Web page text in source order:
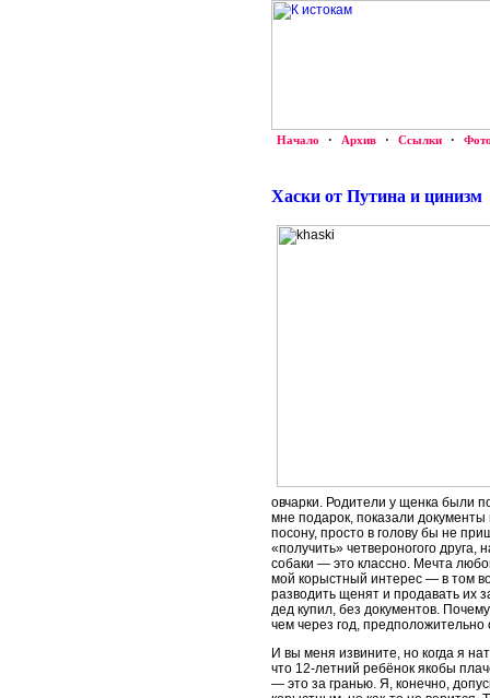
Начало · Архив · Ссылки ·
Хаски от Путина и цинизм
овчарки. Родители у щенка были
мне подарок, показали
посону, просто в голову бы не
«получить» четвероногого друга,
собаки — это классно. Мечта
мой корыстный интерес — в том
разводить щенят и продавать их
дед купил, без документов.
чем через год, предположительно
И вы меня извините, но когда я
что 12-летний ребёнок якобы
— это за гранью. Я, конечно,